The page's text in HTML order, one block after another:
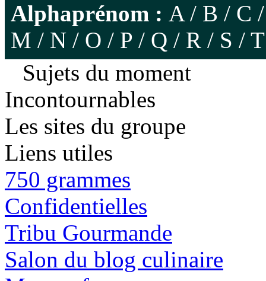
Alphaprénom : A/ B / C
M / N / O / P / Q / R / S / T
Sujets du moment
Incontournables
Les sites du groupe
Liens utiles
750 grammes
Confidentielles
Tribu Gourmande
Salon du blog culinaire